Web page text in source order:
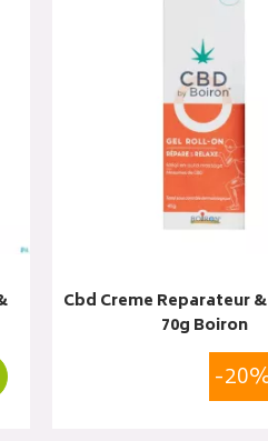
au panier
Cbd Creme Reparateur
70g Boiron
-